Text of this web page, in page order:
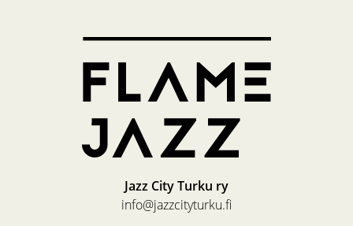
Jazz City Turku ry
info@jazzcityturku.fi